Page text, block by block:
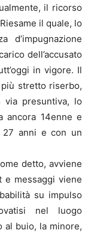
il ricorso
il quale, lo
d’impugnazione
dell’accusato
in vigore. Il
stretto riserbo,
via presuntiva, lo
ancora 14enne e
27 anni e con un
detto, avviene
e messaggi viene
su impulso
nel luogo
al buio, la minore,